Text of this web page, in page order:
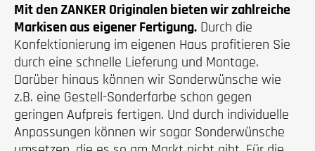
Mit den ZANKER Originalen bieten wir zahlreiche
Markisen aus eigener Fertigung. Durch die
Konfektionierung im eigenen Haus profitieren Sie
durch eine schnelle Lieferung und Montage.
Darüber hinaus können wir Sonderwünsche wie
z.B. eine Gestell-Sonderfarbe schon gegen
geringen Aufpreis fertigen. Und durch individuelle
Anpassungen können wir sogar Sonderwünsche